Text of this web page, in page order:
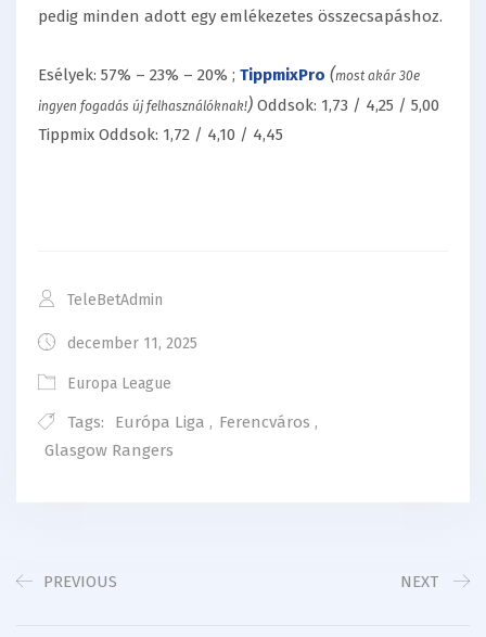
pedig minden adott egy emlékezetes összecsapáshoz.
Esélyek: 57% – 23% – 20% ; TippmixPro (most akár 30e
ingyen fogadás új felhasználóknak!) Oddsok: 1,73 / 4,25 / 5,00
Tippmix Oddsok: 1,72 / 4,10 / 4,45
TeleBetAdmin
december 11, 2025
Europa League
Tags: Európa Liga , Ferencváros ,
Glasgow Rangers
PREVIOUS NEXT